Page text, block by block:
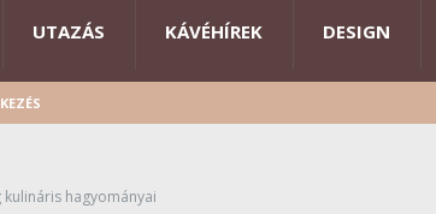
UTAZÁS KÁVÉHÍREK DESIGN
kulináris hagyományai